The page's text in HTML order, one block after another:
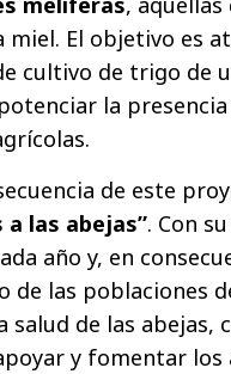
miel. El objetivo es
cultivo de trigo de
la
de este
a las abejas”. Con
año y, en
de las poblaciones
salud de las abejas,
y fomentar